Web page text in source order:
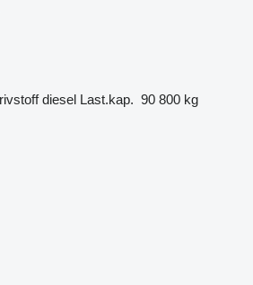
diesel Last.kap. 90 800 kg